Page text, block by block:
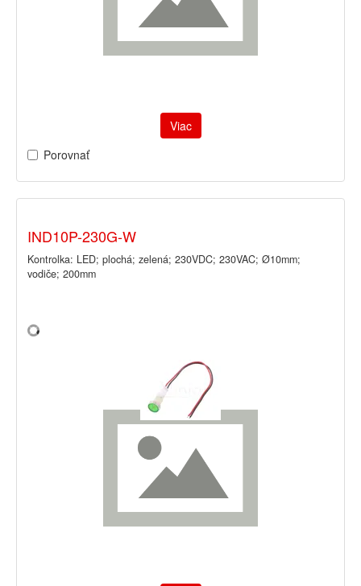
Viac
Porovnať
IND10P-230G-W
Kontrolka: LED; plochá; zelená; 230VDC; 230VAC; Ø10mm;
vodiče; 200mm